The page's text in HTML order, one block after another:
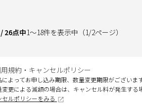
/ 26点中1～18件を表示中 （1/2ページ）
規約・キャンセルポリシー
よってお申し込み期限、数量変更期限がございま
更による減額の場合は、キャンセル料が発生する
セルポリシーをみる